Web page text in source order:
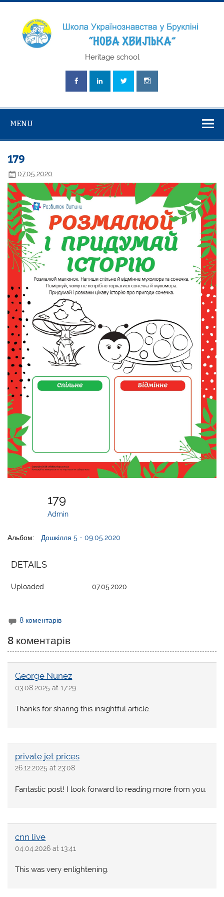
Skip
"Нова
Heritage school
MENU
179
07.05.2020
179
Admin
Альбом: Дошкілля 5 - 09.05.2020
DETAILS
Uploaded 07.05.2020
8 коментарів
8 коментарів
George Nunez
03.08.2025 at 17:29
Thanks for sharing this insightful article.
private jet prices
26.12.2025 at 23:08
Fantastic post! I look forward to reading more from you.
cnn live
04.04.2026 at 13:41
This was very enlightening.